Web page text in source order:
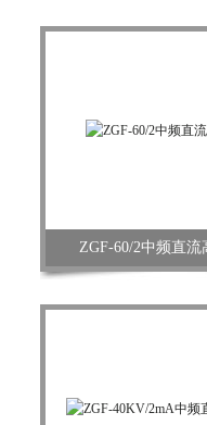
ZGF-60/2中频直